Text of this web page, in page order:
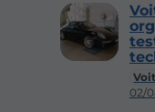
02/